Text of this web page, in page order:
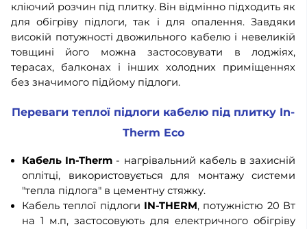
кліючий розчин під плитку. Він відмінно підходить як
для обігріву підлоги, так і для опалення. Завдяки
високій потужності двожильного кабелю і невеликій
товщині його можна застосовувати в лоджіях,
терасах, балконах і інших холодних приміщеннях
без значимого підйому підлоги.
Переваги теплої підлоги кабелю під плитку In-
Therm Eco
Кабель In-Therm - нагрівальний кабель в захисній
оплітці, використовується для монтажу системи
"тепла підлога" в цементну стяжку.
Кабель теплої підлоги IN-THERM, потужністю 20 Вт
на 1 м.п, застосовують для електричного обігріву